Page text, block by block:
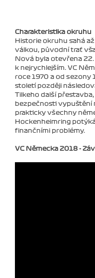
Charakteristika okruhu
Historie okruhu sahá
válkou, původní trať
Nová byla otevřena
k nejrychlejším. VC
roce 1970 a od sezony
století později
Tilkeho další
bezpečnosti vypuštění
prakticky všechny
Hockenheimring
finančními problémy.
VC Německa 2018 -